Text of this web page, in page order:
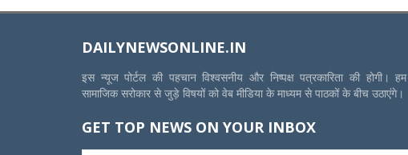
DAILYNEWSONLINE.IN
इस न्यूज पोर्टल की पहचान विश्वसनीय और निष्पक्ष पत्रकारिता की होगी। हम
सामाजिक सरोकार से जुड़े विषयों को वेब मीडिया के माध्यम से पाठकों के बीच उठाएंगे।
GET TOP NEWS ON YOUR INBOX